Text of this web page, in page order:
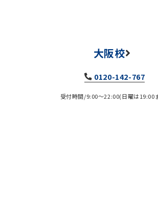
大阪校
0120-142-767
受付時間/9:00～22:00(日曜は19:00